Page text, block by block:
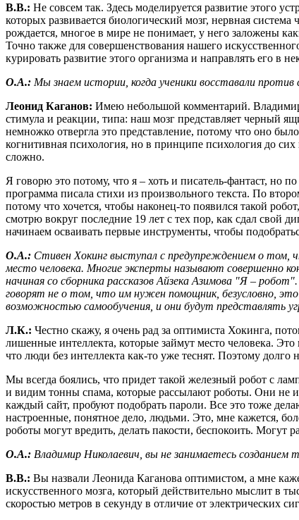
В.В.: Не совсем так. Здесь моделируется развитие этого
которых развивается биологический мозг, нервная
рождается, многое в мире не понимает, у него заложены
Точно также для совершенствования нашего
курировать развитие этого организма и направлять его в
О.А.: Мы знаем истории, когда ученики восставали
Леонид Каганов: Имею небольшой комментарий.
стимула и реакции, типа: наш мозг представляет черный
немножко отвергла это представление, потому что оно
когнитивная психология, но в принципе психология до
сложно.
Я говорю это потому, что я – хоть и писатель-фантаст, но
программа писала стихи из произвольного текста. По
потому что хочется, чтобы наконец-то появился такой
смотрю вокруг последние 19 лет с тех пор, как сдал свой
начинаем осваивать первые инструменты, чтобы
О.А.: Стивен Хокинг выступал с предупреждением о том,
место человека. Многие эксперты называют совершенно
начиная со сборника рассказов Айзека Азимова "Я –
говорят не о том, что им нужен помощник, безусловно,
возможностью самообучения, и они будут представлять
Л.К.: Честно скажу, я очень рад за оптимиста Хокинга,
лишенные интеллекта, которые займут место человека.
что люди без интеллекта как-то уже теснят. Поэтому
Мы всегда боялись, что придет такой железный робот с
и видим тонны спама, которые рассылают роботы. Они не
каждый сайт, пробуют подобрать пароли. Все это тоже
настроенные, понятное дело, людьми. Это, мне кажется,
роботы могут вредить, делать пакости, беспокоить. Могут
О.А.: Владимир Николаевич, вы не занимаетесь созданием
В.В.: Вы назвали Леонида Каганова оптимистом, а мне
искусственного мозга, который действительно мыслит в
скоростью метров в секунду в отличие от электрических